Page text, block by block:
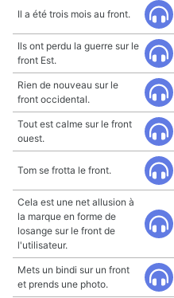
Il a été trois mois au front.
Ils ont perdu la guerre sur le
front Est.
Rien de nouveau sur le
front occidental.
Tout est calme sur le front
ouest.
Tom se frotta le front.
Cela est une net allusion à
la marque en forme de
losange sur le front de
l'utilisateur.
Mets un bindi sur un front
et prends une photo.